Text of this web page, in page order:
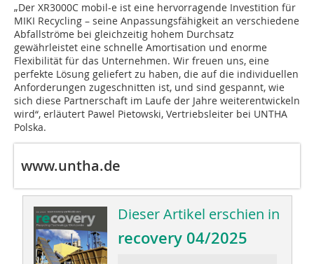
„Der XR3000C mobil-e ist eine hervorragende Investition für
MIKI Recycling – seine Anpassungsfähigkeit an verschiedene
Abfallströme bei gleichzeitig hohem Durchsatz
gewährleistet eine schnelle Amortisation und enorme
Flexibilität für das Unternehmen. Wir freuen uns, eine
perfekte Lösung geliefert zu haben, die auf die individuellen
Anforderungen zugeschnitten ist, und sind gespannt, wie
sich diese Partnerschaft im Laufe der Jahre weiterentwickeln
wird“, erläutert Pawel Pietowski, Vertriebsleiter bei UNTHA
Polska.
www.untha.de
Dieser Artikel erschien in
recovery 04/2025